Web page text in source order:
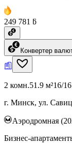
249 781 ƃ
Конвертер
2 комн.51.9 м²16/
г. Минск, ул.
Аэродромная
Бизнес-